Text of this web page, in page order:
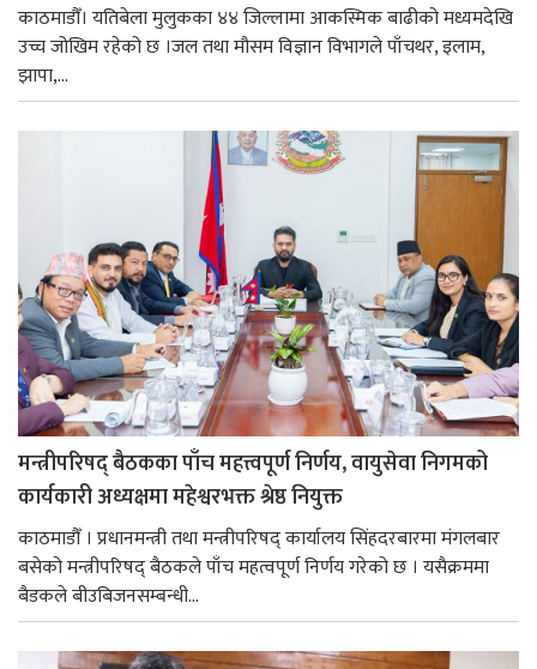
काठमाडौँ। यतिबेला मुलुकका ४४ जिल्लामा आकस्मिक बाढीको मध्यमदेखि
उच्च जोखिम रहेको छ ।जल तथा मौसम विज्ञान विभागले पाँचथर, इलाम,
झापा,...
मन्त्रीपरिषद् बैठकका पाँच महत्त्वपूर्ण निर्णय, वायुसेवा निगमको
कार्यकारी अध्यक्षमा महेश्वरभक्त श्रेष्ठ नियुक्त
काठमाडौँ । प्रधानमन्त्री तथा मन्त्रीपरिषद् कार्यालय सिंहदरबारमा मंगलबार
बसेको मन्त्रीपरिषद् बैठकले पाँच महत्वपूर्ण निर्णय गरेको छ । यसैक्रममा
बैडकले बीउबिजनसम्बन्धी...